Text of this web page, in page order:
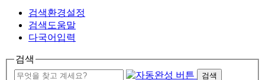
검색환경설정
검색도움말
다국어입력
검색
검색